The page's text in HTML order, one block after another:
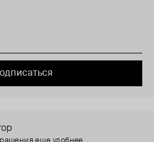
еще удобнее.